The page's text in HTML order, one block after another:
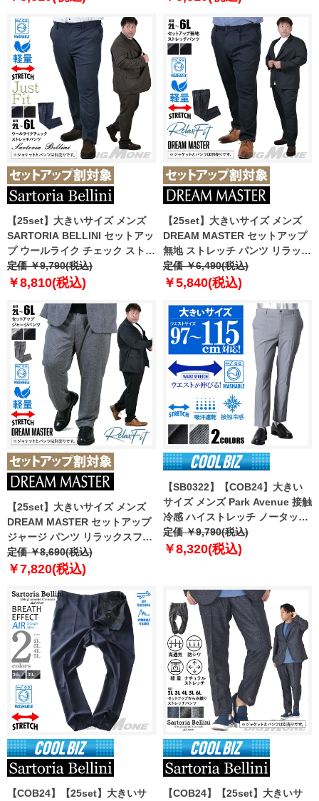
【25set】大きいサイズ メンズ
SARTORIA BELLINI セットアッ
プ ウールライク チェック ストレ
ッチ パンツ ジャストフィット 軽
量 ウォッシャブル イージーケア
定価 ￥9,790(税込)
￥8,810(税込)
【25set】大きいサイズ メンズ
DREAM MASTER セットアップ
無地 ストレッチ パンツ リラック
スフィット 軽量 ウォッシャブル
イージーケア ライフスーツ
定価 ￥6,490(税込)
￥5,840(税込)
【25set】大きいサイズ メンズ
DREAM MASTER セットアップ
ジャージ パンツ リラックスフィ
ット ストレッチ 軽量 ウォッシャ
ブル イージーケア ライフスーツ
定価 ￥8,690(税込)
￥7,820(税込)
【SB0322】【COB24】大きい
サイズ メンズ Park Avenue 接触
冷感 ハイストレッチ ノータック
パンツ スラックス 吸汗速乾 ウォ
ッシャブル 120-14603
定価 ￥9,790(税込)
￥8,320(税込)
【COB24】【25set】大きいサ
【COB24】【25set】大きいサ